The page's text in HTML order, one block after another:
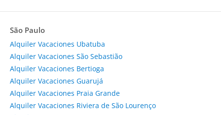
São Paulo
Alquiler Vacaciones Ubatuba
Alquiler Vacaciones São Sebastião
Alquiler Vacaciones Bertioga
Alquiler Vacaciones Guarujá
Alquiler Vacaciones Praia Grande
Alquiler Vacaciones Riviera de São Lourenço